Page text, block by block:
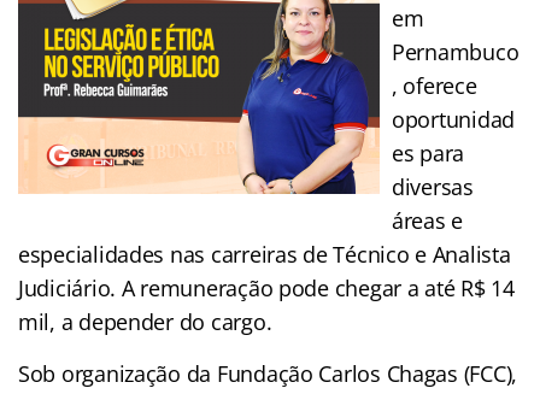
em
Pernambuco
, oferece
oportunidad
es para
diversas
áreas e
especialidades nas carreiras de Técnico e Analista
Judiciário. A remuneração pode chegar a até R$ 14
mil, a depender do cargo.
Sob organização da Fundação Carlos Chagas (FCC),